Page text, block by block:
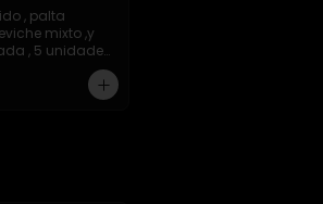
, palta
mixto ,y
, 5 unidades